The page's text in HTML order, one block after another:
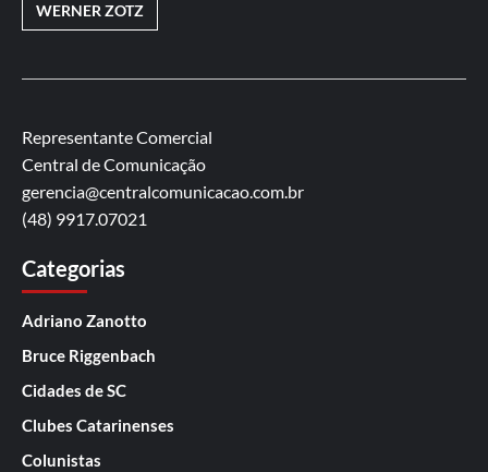
WERNER ZOTZ
Representante Comercial
Central de Comunicação
gerencia@centralcomunicacao.com.br
(48) 9917.07021
Categorias
Adriano Zanotto
Bruce Riggenbach
Cidades de SC
Clubes Catarinenses
Colunistas